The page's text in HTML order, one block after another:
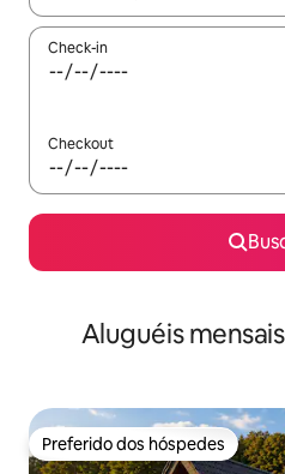
Check-in
Checkout
Aluguéis
Preferido dos hóspedes
Preferido dos hóspedes